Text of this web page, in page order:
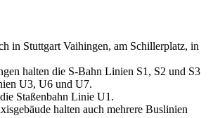
in Stuttgart Vaihingen, am Schillerplatz, in
halten die S-Bahn Linien S1, S2 und S3
U3, U6 und U7.
Staßenbahn Linie U1.
halten auch mehrere Buslinien